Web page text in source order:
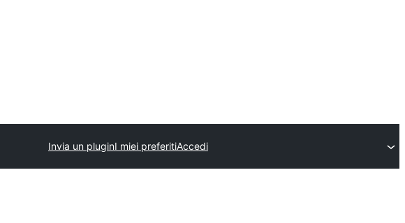
Invia un pluginI miei preferitiAccedi